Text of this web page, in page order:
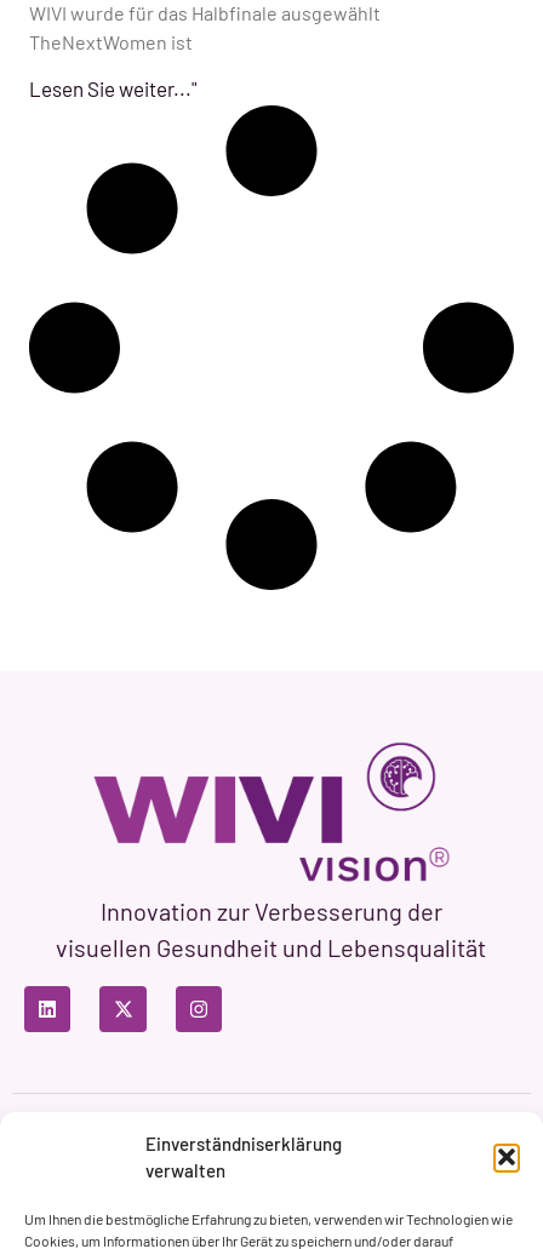
Einverständniserklärung
verwalten
Um Ihnen die bestmögliche Erfahrung zu bieten, verwenden wir Technologien wie
Cookies, um Informationen über Ihr Gerät zu speichern und/oder darauf
WIVI wurde für das Halbfinale ausgewählt
TheNextWomen ist
Lesen Sie weiter..."
Innovation zur Verbesserung der
visuellen Gesundheit und Lebensqualität
Datenschutzbestimmungen
Nutzungsbedingungen
Cookie-Richtlinie